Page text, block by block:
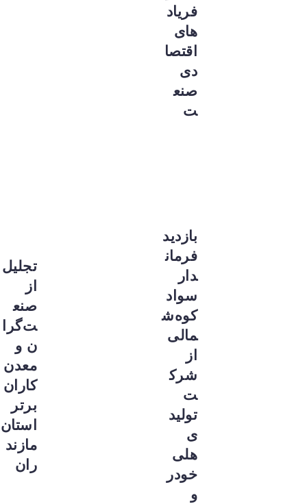
فریاد
های
اقتصا
دی
صنع
ت
بازدید
فرمان
دار
سواد
کوه‌ش
مالی
از
شرک
ت
تولید
ی
هلی
خودر
و
تجلیل
از
صنع
ت‌گرا
ن و
معدن‌
کاران
برتر
استان
مازند
ران